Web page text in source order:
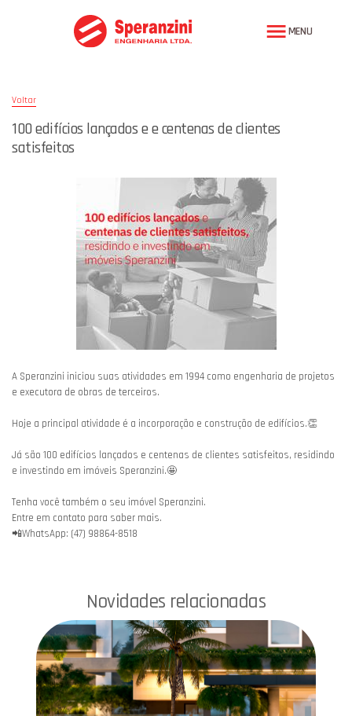
MENU
Voltar
100 edifícios lançados e e centenas de clientes
satisfeitos
A Speranzini iniciou suas atividades em 1994 como engenharia de projetos
e executora de obras de terceiros.
Hoje a principal atividade é a incorporação e construção de edifícios.👏
Já são 100 edifícios lançados e centenas de clientes satisfeitos, residindo
e investindo em imóveis Speranzini.🤩
Tenha você também o seu imóvel Speranzini.
Entre em contato para saber mais.
📲WhatsApp: (47) 98864-8518
Novidades relacionadas